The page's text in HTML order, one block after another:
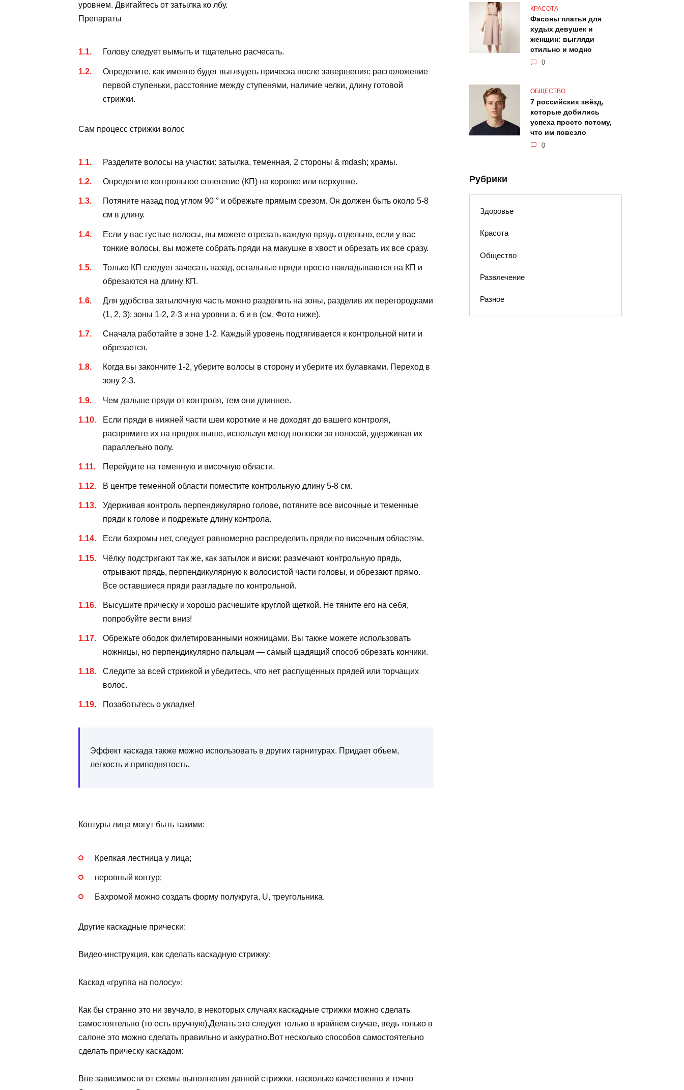
уровнем. Двигайтесь от затылка ко лбу.
Препараты
Голову следует вымыть и тщательно расчесать.
Определите, как именно будет выглядеть прическа после завершения: расположение
первой ступеньки, расстояние между ступенями, наличие челки, длину готовой
стрижки.
Сам процесс стрижки волос
Разделите волосы на участки: затылка, теменная, 2 стороны & mdash; храмы.
Определите контрольное сплетение (КП) на коронке или верхушке.
Потяните назад под углом 90 ° и обрежьте прямым срезом. Он должен быть около 5-8
см в длину.
Если у вас густые волосы, вы можете отрезать каждую прядь отдельно, если у вас
тонкие волосы, вы можете собрать пряди на макушке в хвост и обрезать их все сразу.
Только КП следует зачесать назад, остальные пряди просто накладываются на КП и
обрезаются на длину КП.
Для удобства затылочную часть можно разделить на зоны, разделив их перегородками
(1, 2, 3): зоны 1-2, 2-3 и на уровни а, б и в (см. Фото ниже).
Сначала работайте в зоне 1-2. Каждый уровень подтягивается к контрольной нити и
обрезается.
Когда вы закончите 1-2, уберите волосы в сторону и уберите их булавками. Переход в
зону 2-3.
Чем дальше пряди от контроля, тем они длиннее.
Если пряди в нижней части шеи короткие и не доходят до вашего контроля,
распрямите их на прядях выше, используя метод полоски за полосой, удерживая их
параллельно полу.
Перейдите на теменную и височную области.
В центре теменной области поместите контрольную длину 5-8 см.
Удерживая контроль перпендикулярно голове, потяните все височные и теменные
пряди к голове и подрежьте длину контрола.
Если бахромы нет, следует равномерно распределить пряди по височным областям.
Чёлку подстригают так же, как затылок и виски: размечают контрольную прядь,
отрывают прядь, перпендикулярную к волосистой части головы, и обрезают прямо.
Все оставшиеся пряди разгладьте по контрольной.
Высушите прическу и хорошо расчешите круглой щеткой. Не тяните его на себя,
попробуйте вести вниз!
Обрежьте ободок филетированными ножницами. Вы также можете использовать
ножницы, но перпендикулярно пальцам — самый щадящий способ обрезать кончики.
Следите за всей стрижкой и убедитесь, что нет распущенных прядей или торчащих
волос.
Позаботьтесь о укладке!
Эффект каскада также можно использовать в других гарнитурах. Придает объем,
легкость и приподнятость.
Контуры лица могут быть такими:
Крепкая лестница у лица;
неровный контур;
Бахромой можно создать форму полукруга, U, треугольника.
Другие каскадные прически:
Видео-инструкция, как сделать каскадную стрижку:
Каскад «группа на полосу»:
Как бы странно это ни звучало, в некоторых случаях каскадные стрижки можно сделать
самостоятельно (то есть вручную).Делать это следует только в крайнем случае, ведь только в
салоне это можно сделать правильно и аккуратно.Вот несколько способов самостоятельно
сделать прическу каскадом:
Вне зависимости от схемы выполнения данной стрижки, насколько качественно и точно
КРАСОТА
Фасоны платья для
худых девушек и
женщин: выгляди
стильно и модно
0
ОБЩЕСТВО
7 российских звёзд,
которые добились
успеха просто потому,
что им повезло
0
Рубрики
Здоровье
Красота
Общество
Развлечение
Разное